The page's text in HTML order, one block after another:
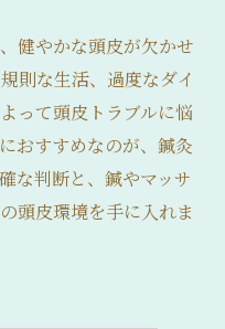
健やかな頭皮が欠かせ
則な生活、過度なダイ
って頭皮トラブルに悩
おすすめなのが、鍼灸
な判断と、鍼やマッサ
頭皮環境を手に入れま